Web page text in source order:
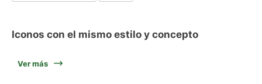
Iconos con el mismo estilo y concepto
Ver más